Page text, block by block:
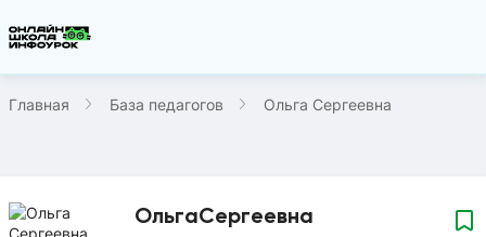
Главная База педагогов Ольга Сергеевна
ОльгаСергеевна